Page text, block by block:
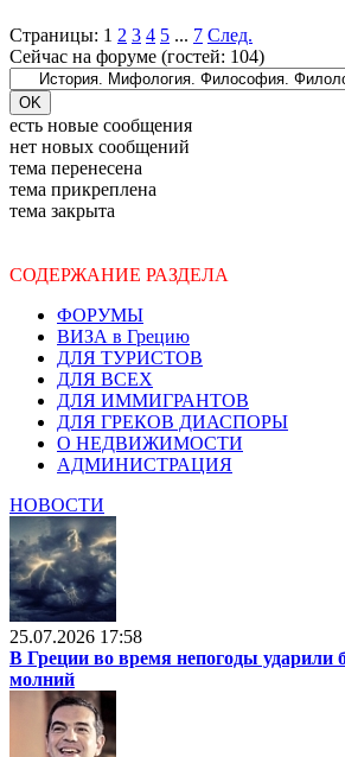
Страницы: 1 2 3 4 5 ... 7 След.
Сейчас на форуме (гостей: 104)
есть новые сообщения
нет новых сообщений
тема перенесена
тема прикреплена
тема закрыта
СОДЕРЖАНИЕ РАЗДЕЛА
ФОРУМЫ
ВИЗА в Грецию
ДЛЯ ТУРИСТОВ
ДЛЯ ВСЕХ
ДЛЯ ИММИГРАНТОВ
ДЛЯ ГРЕКОВ ДИАСПОРЫ
О НЕДВИЖИМОСТИ
АДМИНИСТРАЦИЯ
НОВОСТИ
25.07.2026 17:58
В Греции во время непогоды ударили
молний